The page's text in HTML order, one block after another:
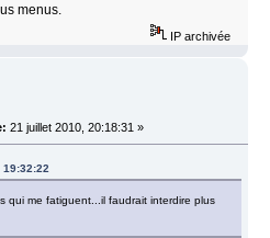
menus.
IP archivée
21 juillet 2010, 20:18:31 »
qui me fatiguent...il faudrait interdire plus